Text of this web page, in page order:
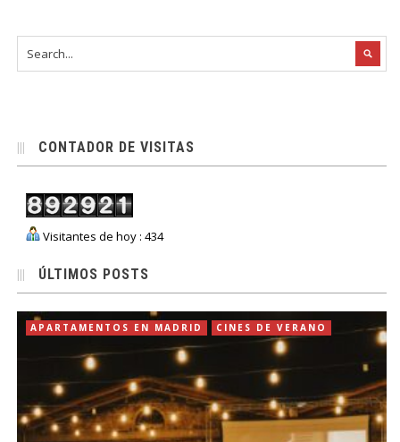
CONTADOR DE VISITAS
Visitantes de hoy : 434
ÚLTIMOS POSTS
APARTAMENTOS EN MADRID CINES DE VERANO